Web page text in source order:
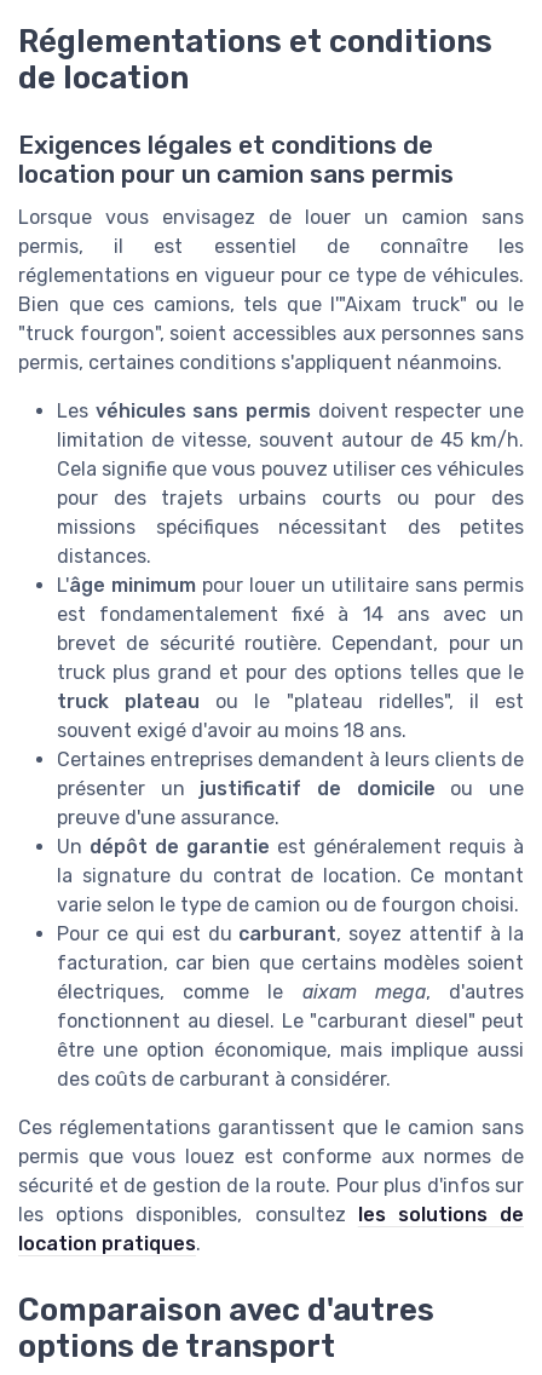
Réglementations et conditions
de location
Exigences légales et conditions de
location pour un camion sans permis
Lorsque vous envisagez de louer un camion sans
permis, il est essentiel de connaître les
réglementations en vigueur pour ce type de véhicules.
Bien que ces camions, tels que l'"Aixam truck" ou le
"truck fourgon", soient accessibles aux personnes sans
permis, certaines conditions s'appliquent néanmoins.
Les véhicules sans permis doivent respecter une
limitation de vitesse, souvent autour de 45 km/h.
Cela signifie que vous pouvez utiliser ces véhicules
pour des trajets urbains courts ou pour des
missions spécifiques nécessitant des petites
distances.
L'âge minimum pour louer un utilitaire sans permis
est fondamentalement fixé à 14 ans avec un
brevet de sécurité routière. Cependant, pour un
truck plus grand et pour des options telles que le
truck plateau ou le "plateau ridelles", il est
souvent exigé d'avoir au moins 18 ans.
Certaines entreprises demandent à leurs clients de
présenter un justificatif de domicile ou une
preuve d'une assurance.
Un dépôt de garantie est généralement requis à
la signature du contrat de location. Ce montant
varie selon le type de camion ou de fourgon choisi.
Pour ce qui est du carburant, soyez attentif à la
facturation, car bien que certains modèles soient
électriques, comme le aixam mega, d'autres
fonctionnent au diesel. Le "carburant diesel" peut
être une option économique, mais implique aussi
des coûts de carburant à considérer.
Ces réglementations garantissent que le camion sans
permis que vous louez est conforme aux normes de
sécurité et de gestion de la route. Pour plus d'infos sur
les options disponibles, consultez
les solutions de
location pratiques.
Comparaison avec d'autres
options de transport